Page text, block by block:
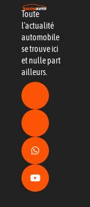
Toute
l’actualité
automobile
se trouve ici
et nulle part
ailleurs.